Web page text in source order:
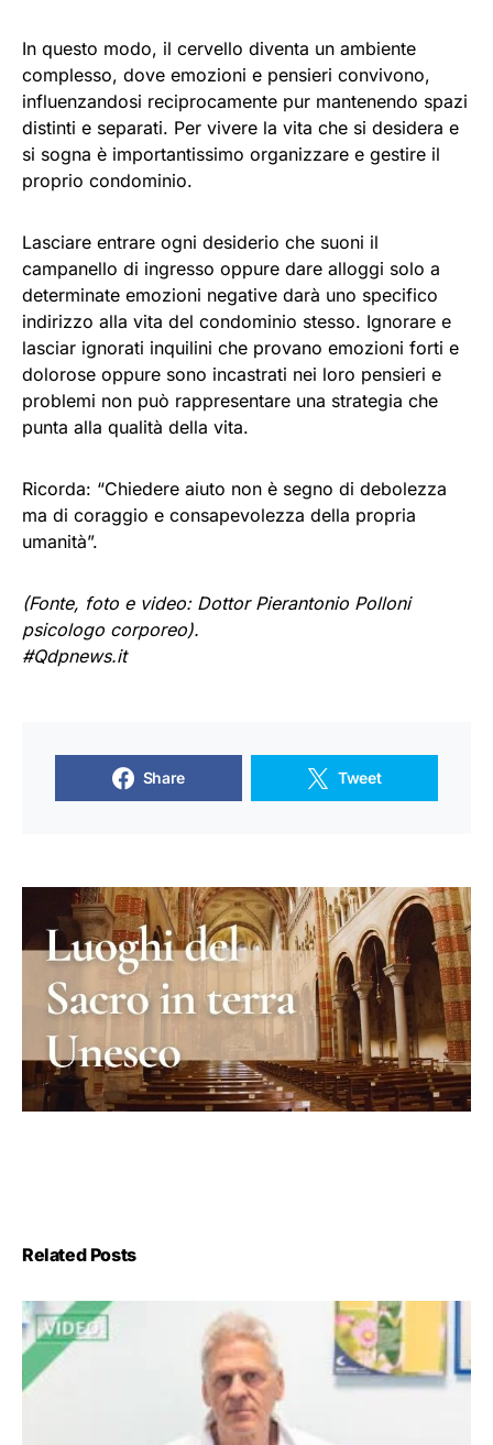
In questo modo, il cervello diventa un ambiente
complesso, dove emozioni e pensieri convivono,
influenzandosi reciprocamente pur mantenendo spazi
distinti e separati. Per vivere la vita che si desidera e
si sogna è importantissimo organizzare e gestire il
proprio condominio.
Lasciare entrare ogni desiderio che suoni il
campanello di ingresso oppure dare alloggi solo a
determinate emozioni negative darà uno specifico
indirizzo alla vita del condominio stesso. Ignorare e
lasciar ignorati inquilini che provano emozioni forti e
dolorose oppure sono incastrati nei loro pensieri e
problemi non può rappresentare una strategia che
punta alla qualità della vita.
Ricorda: “Chiedere aiuto non è segno di debolezza
ma di coraggio e consapevolezza della propria
umanità”.
(Fonte, foto e video: Dottor Pierantonio Polloni
psicologo corporeo).
#Qdpnews.it
Share Tweet
Related Posts